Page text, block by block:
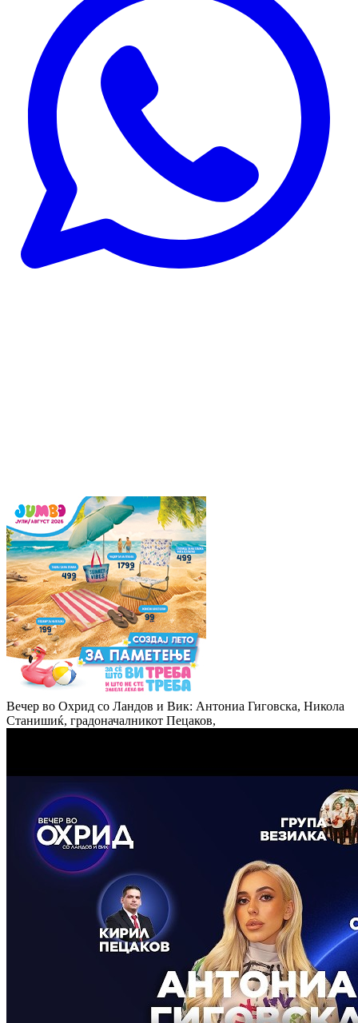
Вечер во Охрид со Ландов и Вик: Антониа Гиговска, Никола
Станишиќ, градоначалникот Пецаков,